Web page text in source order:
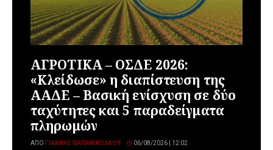
ΑΓΡΟΤΙΚΑ – ΟΣΔΕ 2026:
«Κλείδωσε» η διαπίστευση της
ΑΑΔΕ – Βασική ενίσχυση σε δύο
ταχύτητες και 5 παραδείγματα
πληρωμών
ΑΠΌ ΓΙΆΝΝΗΣ ΠΑΠΑΝΙΚΟΛΆΟΥ 06/08/2026 | 12:02